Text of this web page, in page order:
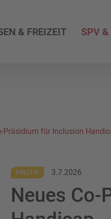
& FREIZEIT SPV &
Präsidium für Inclusion
POLITIK 3.7.2026
Neues